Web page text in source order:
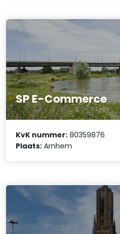
SP E-Commerce
KvK nummer: 80359876
Plaats: Arnhem